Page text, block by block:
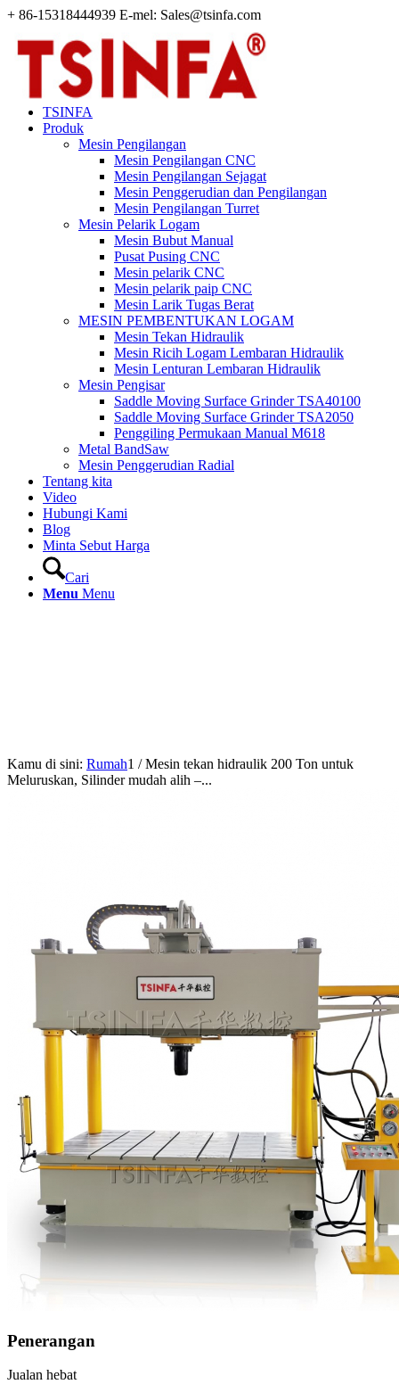
+ 86-15318444939 E-mel: Sales@tsinfa.com
TSINFA
Produk
Mesin Pengilangan
Mesin Pengilangan CNC
Mesin Pengilangan Sejagat
Mesin Penggerudian dan Pengilangan
Mesin Pengilangan Turret
Mesin Pelarik Logam
Mesin Bubut Manual
Pusat Pusing CNC
Mesin pelarik CNC
Mesin pelarik paip CNC
Mesin Larik Tugas Berat
MESIN PEMBENTUKAN LOGAM
Mesin Tekan Hidraulik
Mesin Ricih Logam Lembaran Hidraulik
Mesin Lenturan Lembaran Hidraulik
Mesin Pengisar
Saddle Moving Surface Grinder TSA40100
Saddle Moving Surface Grinder TSA2050
Penggiling Permukaan Manual M618
Metal BandSaw
Mesin Penggerudian Radial
Tentang kita
Video
Hubungi Kami
Blog
Minta Sebut Harga
Cari
Menu Menu
Kamu di sini: Rumah1 / Mesin tekan hidraulik 200 Ton untuk
Meluruskan, Silinder mudah alih –...
Penerangan
Jualan hebat